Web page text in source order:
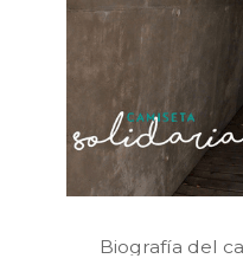
Biografía del